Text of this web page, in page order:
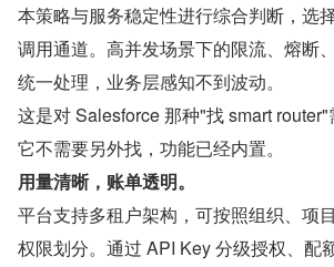
本策略与服务稳定性进行综合判断，选
调用通道。高并发场景下的限流、熔断
统一处理，业务层感知不到波动。
这是对 Salesforce 那种"找 smart router"
它不需要另外找，功能已经内置。
用量清晰，账单透明。
平台支持多租户架构，可按照组织、项
权限划分。通过 API Key 分级授权、配